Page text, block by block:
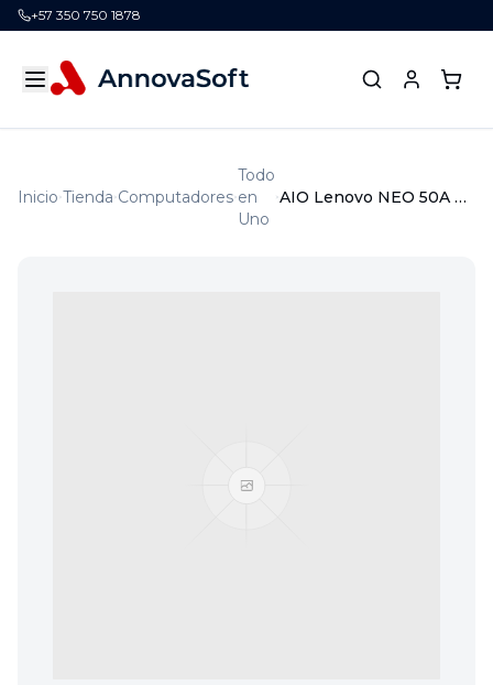
+57 350 750 1878
Inicio Tienda Computadores
Todo
en
Uno
AIO Lenovo NEO 50A 24" Intel i7-13700H 16G 512GB SSD Windows 11P 1Y